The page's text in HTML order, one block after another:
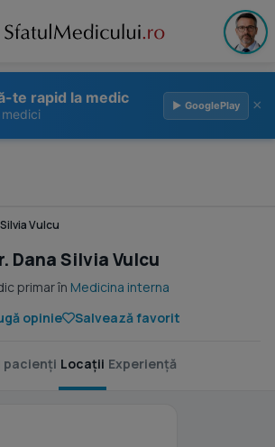
te rapid la medic ▶ GooglePlay ×
Vulcu
Dana Silvia Vulcu
primar în Medicina interna
opinie
Salvează favorit
pacienți Locații Experiență